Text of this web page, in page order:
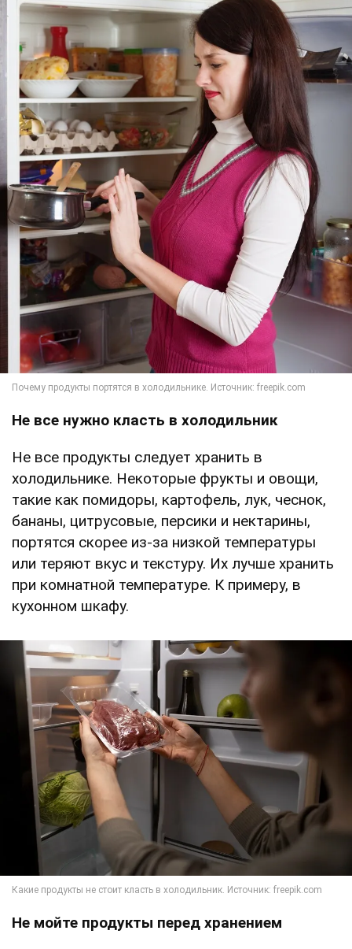
Не все нужно класть в холодильник
Не все продукты следует хранить в
холодильнике. Некоторые фрукты и овощи,
такие как помидоры, картофель, лук, чеснок,
бананы, цитрусовые, персики и нектарины,
портятся скорее из-за низкой температуры
или теряют вкус и текстуру. Их лучше хранить
при комнатной температуре. К примеру, в
кухонном шкафу.
Не мойте продукты перед хранением